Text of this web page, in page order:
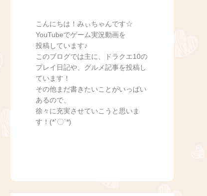
こんにちは！みぃちゃんです☆
YouTubeでゲーム実況動画を
投稿しています♪
このブログでは主に、ドラクエ10の
プレイ日記や、グルメ記事を投稿し
ています！
その他まだ書きたいことがいっぱい
あるので、
徐々に充実させていこうと思いま
す！(*´〇`*)